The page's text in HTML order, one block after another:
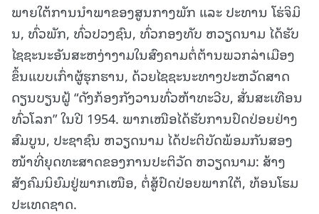
ພາຍໃຕ້ການນໍາພາຂອງສູນກາງພັກ ແລະ ປະທານ ໂຮ່ຈິມິ
ນ, ທົ່ວພັກ, ທົ່ວປວງຊົນ, ທົ່ວກອງທັບ ຫວຽດນາມ ໄດ້ຮັບ
ໄຊຊະນະອັນສະຫງ່າງາມໃນສົງຄາມຕໍ່ຕ້ານພວກລ່າເມືອງ
ຂຶ້ນແບບເກົ່າຜູ້ຮຸກຮານ, ດ້ວຍໄຊຊະນະທາງປະຫວັດສາດ
ດຽນບຽນຝູ້ “ດັງກ້ອງກັງວານທົ່ວຫ້າທະວີບ, ສັ່ນສະເທືອນ
ທົ່ວໂລກ” ໃນປີ 1954. ພາກເໜືອໄດ້ຮັບການປົດປ່ອຍຢ່າງ
ສົມບູນ, ປະຊາຊົນ ຫວຽດນາມ ໄດ້ປະຕິບັດພ້ອມກັນສອງ
ໜ້າທີ່ຍຸດທະສາດຂອງການປະຕິວັດ ຫວຽດນາມ: ສ້າງ
ສັງຄົມນິຍົມຢູ່ພາກເໜືອ, ຕໍ່ສູ້ປົດປ່ອຍພາກໃຕ້, ທ້ອນໂຮມ
ປະເທດຊາດ.